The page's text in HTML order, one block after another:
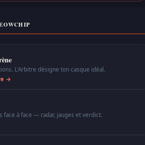
L'Arbitre désigne ton casque idéal.
→
face à face — radar, jauges et verdict.